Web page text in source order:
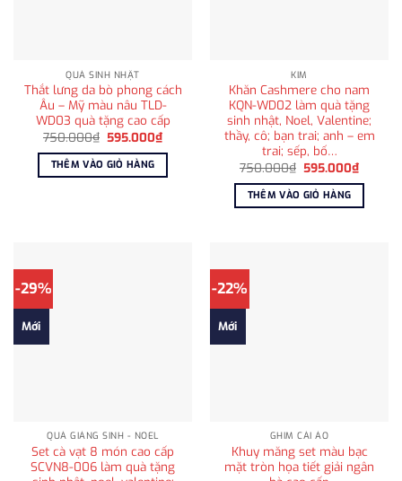
QUÀ SINH NHẬT
Thắt lưng da bò phong cách
Âu – Mỹ màu nâu TLD-
WD03 quà tặng cao cấp
750.000₫ Giá
là:
750.000₫.
595.000₫Giá
hiện
tại
595.000₫.
THÊM VÀO GIỎ HÀNG
KIM
Khăn Cashmere cho nam
KQN-WD02 làm quà tặng
sinh nhật, Noel, Valentine;
thầy, cô; bạn trai; anh – em
trai; sếp, bố…
750.000₫ Giá
là:
750.000₫.
595.000₫Giá
hiện
tại
THÊM VÀO GIỎ HÀNG
-29%
Mới
QUÀ GIÁNG SINH - NOEL
Set cà vạt 8 món cao cấp
SCVN8-006 làm quà tặng
-22%
Mới
GHIM CÀI ÁO
Khuy măng set màu bạc
mặt tròn họa tiết giải ngân